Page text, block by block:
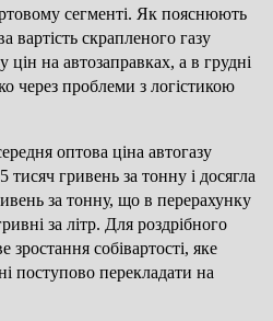
сегменті. Як пояснюють
вартість скрапленого газу
на автозаправках, а в грудні
через проблеми з логістикою
оптова ціна автогазу
гривень за тонну і досягла
за тонну, що в перерахунку
за літр. Для роздрібного
зростання собівартості, яке
поступово перекладати на